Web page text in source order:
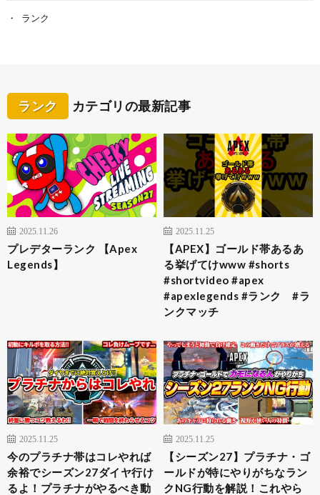
ランク
ランク カテゴリの最新記事
2025.11.26
プレデターランク 【Apex
Legends】
2025.11.25
【APEX】ゴールド帯あるあ
る挙げてけwww #shorts
#shortvideo #apex
#apexlegends #ランク #ラ
ンクマッチ
2025.11.25
今のプラチナ帯はコレやれば
余裕でシーズン27ダイヤ行け
るよ！プラチナがやるべき動
2025.11.25
【シーズン27】プラチナ・ゴ
ールドが特にやりがちなラン
クNG行動を解説！これやら